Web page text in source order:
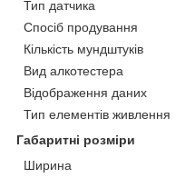
Тип датчика
Спосіб продування
Кількість мундштуків
Вид алкотестера
Відображення даних
Тип елементів живлення
Габаритні розміри
Ширина